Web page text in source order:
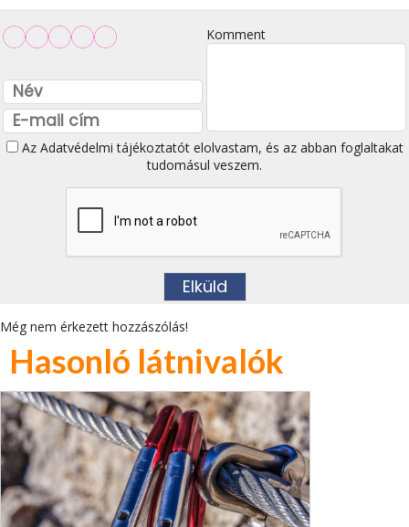
Komment
Az Adatvédelmi tájékoztatótelolvastam, és az abban foglaltakat
tudomásul veszem.
Még nem érkezett hozzászólás!
Hasonló látnivalók